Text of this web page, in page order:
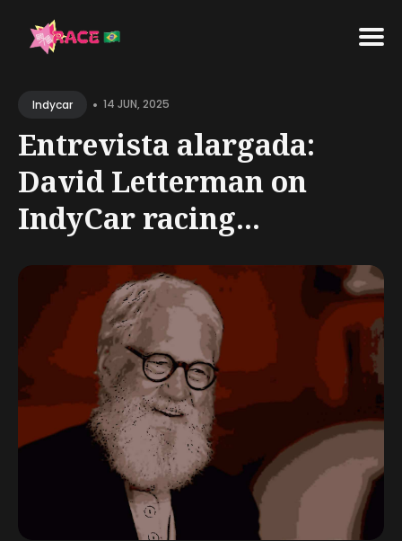
forIndycar • 14 JUN, 2025
Entrevista alargada:
David Letterman on
IndyCar racing...